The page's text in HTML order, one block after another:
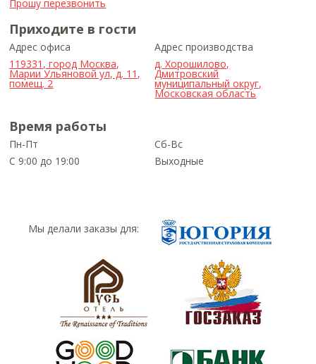
Прошу перезвонить
Приходите в гости
Адрес офиса
119331, город Москва,
Марии Ульяновой ул, д. 11,
помещ. 2
Адрес производства
д. Хорошилово,
Дмитровский
муниципальный округ,
Московская область
Время работы
Пн-Пт
С 9:00 до 19:00
Сб-Вс
Выходные
Мы делали заказы для: